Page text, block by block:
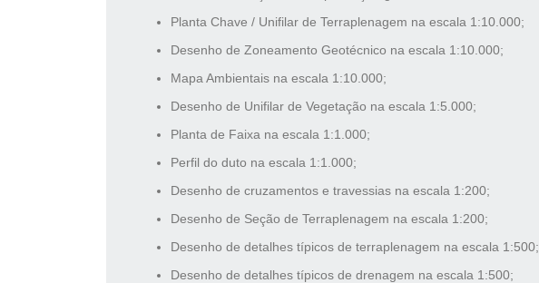
Planta Chave / Unifilar de Terraplenagem na escala 1:10.000;
Desenho de Zoneamento Geotécnico na escala 1:10.000;
Mapa Ambientais na escala 1:10.000;
Desenho de Unifilar de Vegetação na escala 1:5.000;
Planta de Faixa na escala 1:1.000;
Perfil do duto na escala 1:1.000;
Desenho de cruzamentos e travessias na escala 1:200;
Desenho de Seção de Terraplenagem na escala 1:200;
Desenho de detalhes típicos de terraplenagem na escala 1:500;
Desenho de detalhes típicos de drenagem na escala 1:500;